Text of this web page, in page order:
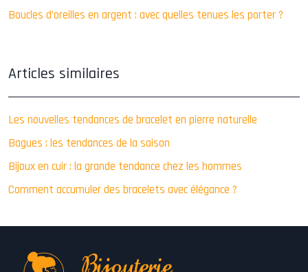
Boucles d’oreilles en argent : avec quelles tenues les porter ?
Articles similaires
Les nouvelles tendances de bracelet en pierre naturelle
Bagues : les tendances de la saison
Bijoux en cuir : la grande tendance chez les hommes
Comment accumuler des bracelets avec élégance ?